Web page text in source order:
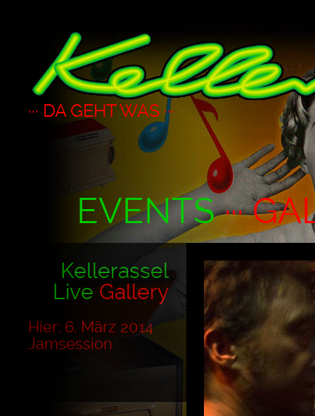
··· DA GEHT WAS ···
EVENTS···
Kellerassel
Live Gallery
Hier: 6. März 2014
Jamsession